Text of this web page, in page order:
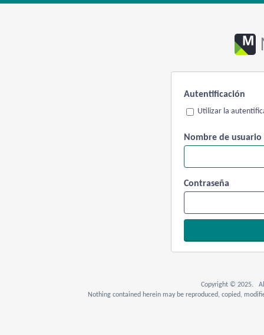
Autentificación
Utilizar la
Nombre de usuario
Contraseña
Copyright © 2025. All
Nothing contained herein may be reproduced, copied,